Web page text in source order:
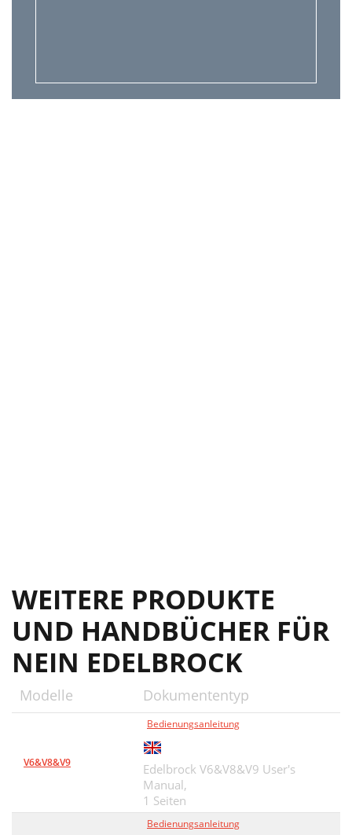
WEITERE PRODUKTE
UND HANDBÜCHER FÜR
NEIN EDELBROCK
Modelle Dokumententyp
V6&V8&V9
Bedienungsanleitung
Edelbrock V6&V8&V9 User's
Manual,
1 Seiten
Bedienungsanleitung